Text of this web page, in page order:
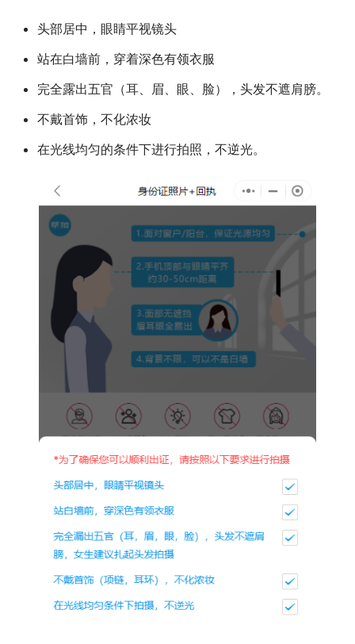
头部居中，眼睛平视镜头
站在白墙前，穿着深色有领衣服
完全露出五官（耳、眉、眼、脸），头发不遮肩膀。
不戴首饰，不化浓妆
在光线均匀的条件下进行拍照，不逆光。